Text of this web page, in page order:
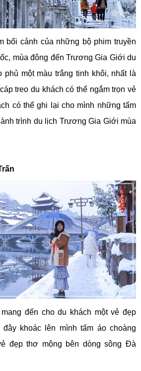
bối cảnh của những bộ phim truyền
mùa đông đến Trương Gia Giới du
phủ một màu trắng tinh khôi, nhất là
treo du khách có thể ngắm trọn vẻ
có thể ghi lại cho mình những tấm
trình du lịch Trương Gia Giới mùa
đến cho du khách một vẻ đẹp
khoác lên mình tấm áo choàng
đẹp thơ mộng bên dòng sông Đà